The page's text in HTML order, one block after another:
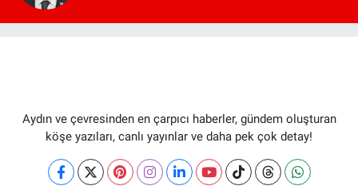
Aydın ve çevresinden en çarpıcı haberler, gündem oluşturan
köşe yazıları, canlı yayınlar ve daha pek çok detay!